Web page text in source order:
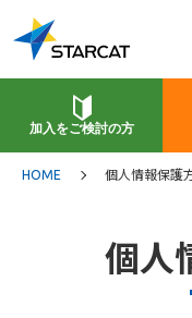
加入をご検討の方
HOME 個人情報保護
個人